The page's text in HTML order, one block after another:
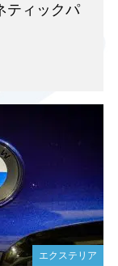
ティックパ
エクステリア